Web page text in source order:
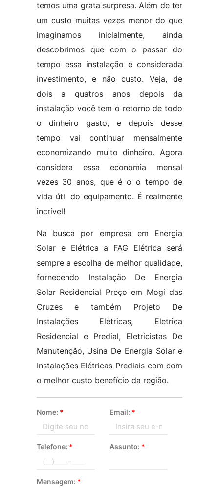
temos uma grata surpresa. Além de ter
um custo muitas vezes menor do que
imaginamos inicialmente, ainda
descobrimos que com o passar do
tempo essa instalação é considerada
investimento, e não custo. Veja, de
dois a quatros anos depois da
instalação você tem o retorno de todo
o dinheiro gasto, e depois desse
tempo vai continuar mensalmente
economizando muito dinheiro. Agora
considera essa economia mensal
vezes 30 anos, que é o o tempo de
vida útil do equipamento. É realmente
incrível!
Na busca por empresa em Energia
Solar e Elétrica a FAG Elétrica será
sempre a escolha de melhor qualidade,
fornecendo Instalação De Energia
Solar Residencial Preço em Mogi das
Cruzes e também Projeto De
Instalações Elétricas, Eletrica
Residencial e Predial, Eletricistas De
Manutenção, Usina De Energia Solar e
Instalações Elétricas Prediais com com
o melhor custo benefício da região.
Nome: * Email: *
Telefone: * Assunto: *
Mensagem: *